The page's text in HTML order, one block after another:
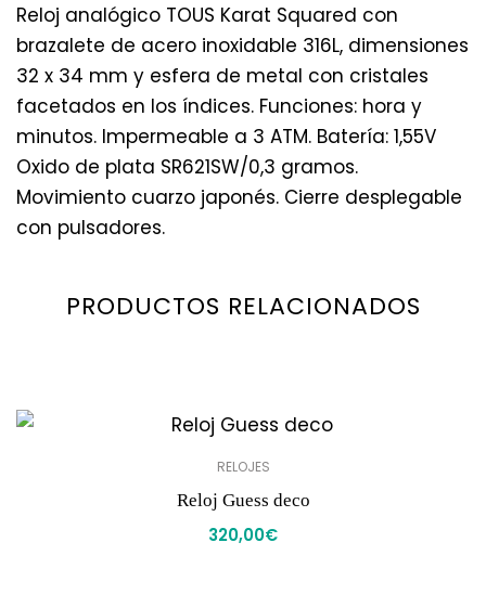
Reloj analógico TOUS Karat Squared con
brazalete de acero inoxidable 316L, dimensiones
32 x 34 mm y esfera de metal con cristales
facetados en los índices. Funciones: hora y
minutos. Impermeable a 3 ATM. Batería: 1,55V
Oxido de plata SR621SW/0,3 gramos.
Movimiento cuarzo japonés. Cierre desplegable
con pulsadores.
PRODUCTOS RELACIONADOS
RELOJES
Reloj Guess deco
320,00€